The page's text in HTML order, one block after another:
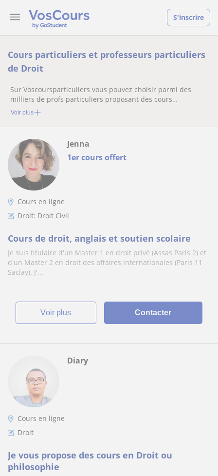
S'inscrire
Cours particuliers et professeurs particuliers
de Droit
Sur Voscoursparticuliers vous pouvez choisir parmi des
milliers de profs particuliers proposant des cours
particuliers
Voir plus
1er cours offert
Jenna
Cours en ligne
Droit: Droit Civil
Cours de droit, anglais et soutien scolaire
Je suis titulaire d'un Master 1 en droit privé (Assas Paris 2) et
d'un Master 2 en droit des affaires internationales (Paris 11
Saclay). J'...
voir plus Contacter
Diary
Cours en ligne
Droit
Je vous propose des cours en Droit ou
philosophie